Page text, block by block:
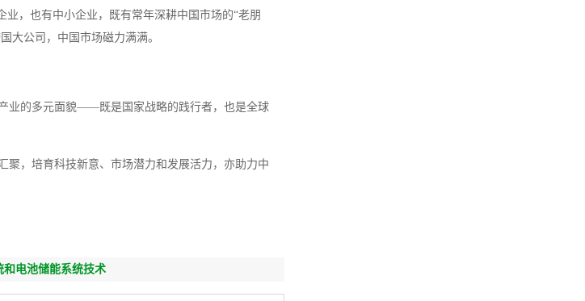
，也有中小企业，既有常年深耕中国市场的“老朋
大公司，中国市场磁力满满。
业的多元面貌——既是国家战略的践行者，也是全球
聚，培育科技新意、市场潜力和发展活力，亦助力中
电池储能系统技术
下一篇：PG电子模拟器试玩入口-埃及